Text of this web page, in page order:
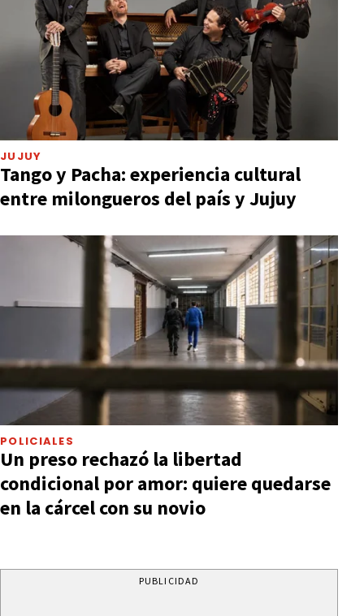
JUJUY
Tango y Pacha: experiencia cultural
entre milongueros del país y Jujuy
POLICIALES
Un preso rechazó la libertad
condicional por amor: quiere quedarse
en la cárcel con su novio
PUBLICIDAD